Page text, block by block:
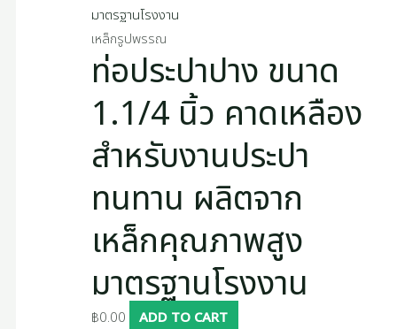
เหล็กรูปพรรณ
ท่อประปาปาง ขนาด
1.1/4 นิ้ว คาดเหลือง
สำหรับงานประปา
ทนทาน ผลิตจาก
เหล็กคุณภาพสูง
มาตรฐานโรงงาน
฿0.00 ADD TO CART